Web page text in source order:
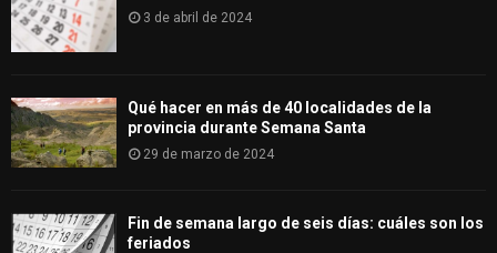
3 de abril de 2024
Qué hacer en más de 40 localidades de la
provincia durante Semana Santa
29 de marzo de 2024
Fin de semana largo de seis días: cuáles son los
feriados